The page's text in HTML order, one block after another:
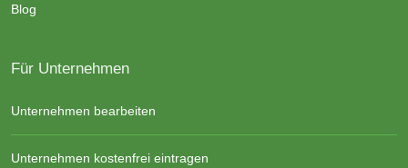
Blog
Für Unternehmen
Unternehmen bearbeiten
Unternehmen kostenfrei eintragen